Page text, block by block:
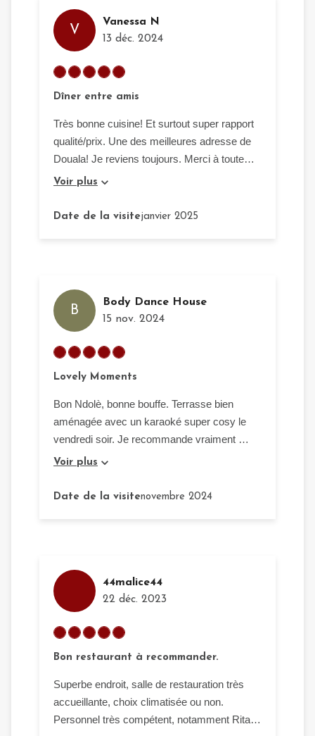
V
Vanessa N
13 déc. 2024
Dîner entre amis
Très bonne cuisine! Et surtout super rapport
qualité/prix. Une des meilleures adresse de
Douala! Je reviens toujours. Merci à toute
l'équipe.
Voir plus
Date de la visitejanvier 2025
B
Body Dance House
15 nov. 2024
Lovely Moments
Bon Ndolè, bonne bouffe. Terrasse bien
aménagée avec un karaoké super cosy le
vendredi soir. Je recommande vraiment 👏🏾
🫶🏾
Voir plus
Date de la visitenovembre 2024
44malice44
22 déc. 2023
Bon restaurant à recommander.
Superbe endroit, salle de restauration très
accueillante, choix climatisée ou non.
Personnel très compétent, notamment Rita et